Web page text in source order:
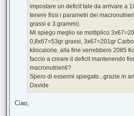
impostare un deficit tale da arrivare a
tenere fissi i parametri dei
grassi e 3 grammi).
Mi spiego meglio se moltiplico
0,8x67=53gr grassi, 3x67=201gr
kilocalorie, alla fine verrebbero 2085
faccio a creare il deficit mantenendo
macronutrienti?
Spero di essermi spiegato...grazie in
Davide
Ciao,